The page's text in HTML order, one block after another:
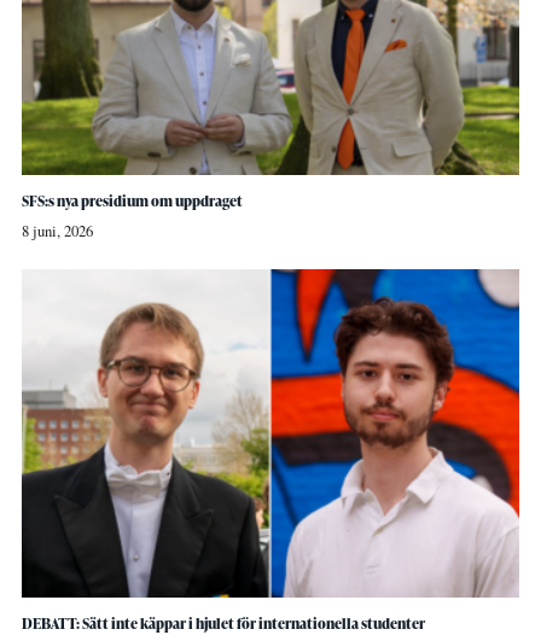
SFS:s nya presidium om uppdraget
8 juni, 2026
DEBATT: Sätt inte käppar i hjulet för internationella studenter